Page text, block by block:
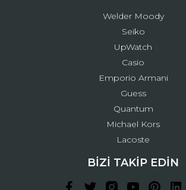
Welder Moody
Seiko
UpWatch
Casio
Emporio Armani
Guess
Quantum
Michael Kors
Lacoste
BİZİ TAKİP EDİN